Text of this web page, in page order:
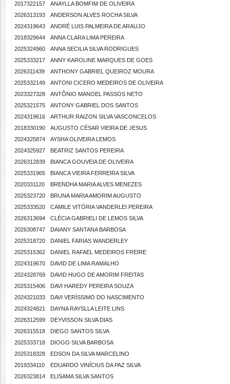
2017322157
ANAYLLA BOMFIM DE OLIVEIRA
2026313193
ANDERSON ALVES ROCHA SILVA
2024319643
ANDRÉ LUIS PALMEIRA DE ARAUJO
2018329644
ANNA CLARA LIMA PEREIRA
2025324960
ANNA SECILIA SILVA RODRIGUES
2025333217
ANNY KAROLINE MARQUES DE GOES
2026311439
ANTHONY GABRIEL QUEIROZ MOURA
2025332149
ANTONI CICERO MEDEIROS DE OLIVEIRA
2023327328
ANTÔNIO MANOEL PASSOS NETO
2025321575
ANTONY GABRIEL DOS SANTOS
2024319616
ARTHUR RAIZON SILVA VASCONCELOS
2018330190
AUGUSTO CÉSAR VIEIRA DE JESUS
2024325874
AYSHA OLIVEIRA LEMOS
2024325927
BEATRIZ SANTOS PEREIRA
2026312839
BIANCA GOUVEIA DE OLIVEIRA
2025331965
BIANCA VIEIRA FERREIRA SILVA
2020331120
BRENDHA MARIA ALVES MENEZES
2025323720
BRUNA MARIA AMORIM AUGUSTO
2025333520
CAMILE VITÓRIA VANDERLEI PEREIRA
2026313694
CLÉCIA GABRIELI DE LEMOS SILVA
2026308747
DAIANY SANTANA BARBOSA
2025318720
DANIEL FARIAS WANDERLEY
2025315362
DANIEL RAFAEL MEDEIROS FREIRE
2024319670
DAVID DE LIMA RAMALHO
2024328769
DAVID HUGO DE AMORIM FREITAS
2025315406
DAVI HAREDY PEREIRA SOUZA
2024321033
DAVI VERÍSSIMO DO NASCIMENTO
2024324821
DAYNA RAYSLLA LEITE LINS
2026312599
DEYVISSON SILVA DIAS
2026315518
DIEGO SANTOS SILVA
2025333718
DIOGO SILVA BARBOSA
2025318328
EDSON DA SILVA MARCELINO
2019334110
EDUARDO VINÍCIUS DA PAZ SILVA
2026323814
ELISAMA SILVA SANTOS